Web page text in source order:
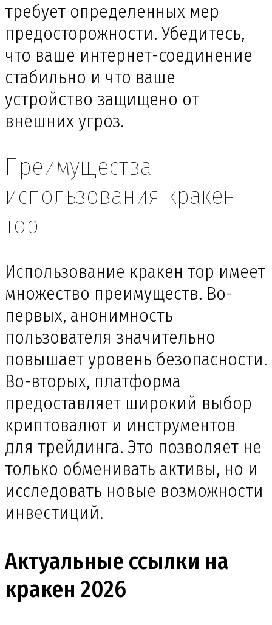
требует определенных мер
предосторожности. Убедитесь,
что ваше интернет-соединение
стабильно и что ваше
устройство защищено от
внешних угроз.
Преимущества
использования кракен
тор
Использование кракен тор имеет
множество преимуществ. Во-
первых, анонимность
пользователя значительно
повышает уровень безопасности.
Во-вторых, платформа
предоставляет широкий выбор
криптовалют и инструментов
для трейдинга. Это позволяет не
только обменивать активы, но и
исследовать новые возможности
инвестиций.
Актуальные ссылки на
кракен 2026